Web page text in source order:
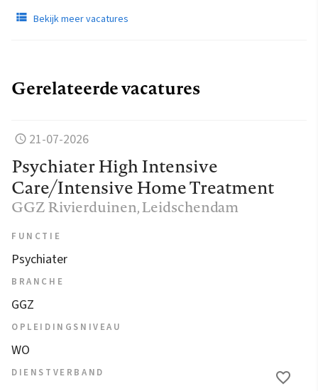
Bekijk meer vacatures
Gerelateerde vacatures
21-07-2026
Psychiater High Intensive
Care/Intensive Home Treatment
GGZ Rivierduinen, Leidschendam
FUNCTIE
Psychiater
BRANCHE
GGZ
OPLEIDINGSNIVEAU
WO
DIENSTVERBAND